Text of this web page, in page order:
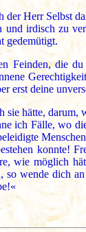
der Herr Selbst
und irdisch zu
gedemütigt.
Feinden, die
erst deine
sie hätte,
ich Fälle, wo
konnte!
wie möglich
so wende dich